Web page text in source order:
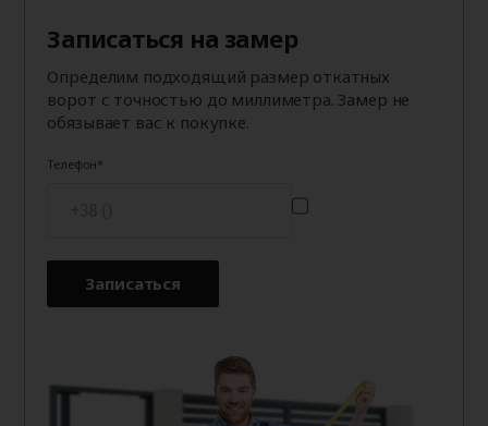
Записаться на замер
Определим подходящий размер откатных
ворот с точностью до миллиметра. Замер не
обязывает вас к покупке.
Телефон
Записаться